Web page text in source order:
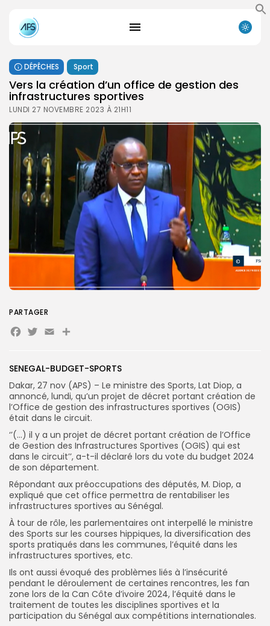
for:
DÉPÊCHES Sport
Vers la création d’un office de gestion des
infrastructures sportives
LUNDI 27 NOVEMBRE 2023 À 21H11
SENEGAL-BUDGET-SPORTS
Dakar, 27 nov (APS) – Le ministre des Sports, Lat Diop, a
annoncé, lundi, qu’un projet de décret portant création de
l’Office de gestion des infrastructures sportives (OGIS)
était dans le circuit.
‘’(…) il y a un projet de décret portant création de l’Office
de Gestion des Infrastructures Sportives (OGIS) qui est
dans le circuit’’, a-t-il déclaré lors du vote du budget 2024
de son département.
Répondant aux préoccupations des députés, M. Diop, a
expliqué que cet office permettra de rentabiliser les
infrastructures sportives au Sénégal.
À tour de rôle, les parlementaires ont interpellé le ministre
des Sports sur les courses hippiques, la diversification des
sports pratiqués dans les communes, l’équité dans les
infrastructures sportives, etc.
Ils ont aussi évoqué des problèmes liés à l’insécurité
pendant le déroulement de certaines rencontres, les fan
zone lors de la Can Côte d’ivoire 2024, l’équité dans le
traitement de toutes les disciplines sportives et la
participation du Sénégal aux compétitions internationales.
PARTAGER
Facebook
Twitter
EmailPartager